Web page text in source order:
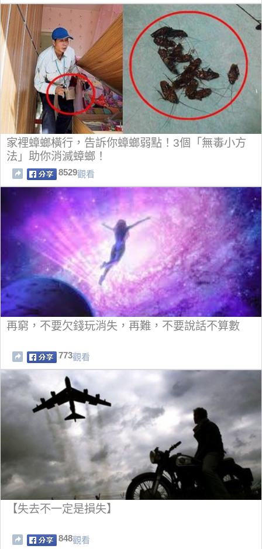
家裡蟑螂橫行，告訴你蟑螂弱點！3個「無毒小方
法」助你消滅蟑螂！
8529觀看
再窮，不要欠錢玩消失，再難，不要說話不算數
773觀看
【失去不一定是損失】
848觀看